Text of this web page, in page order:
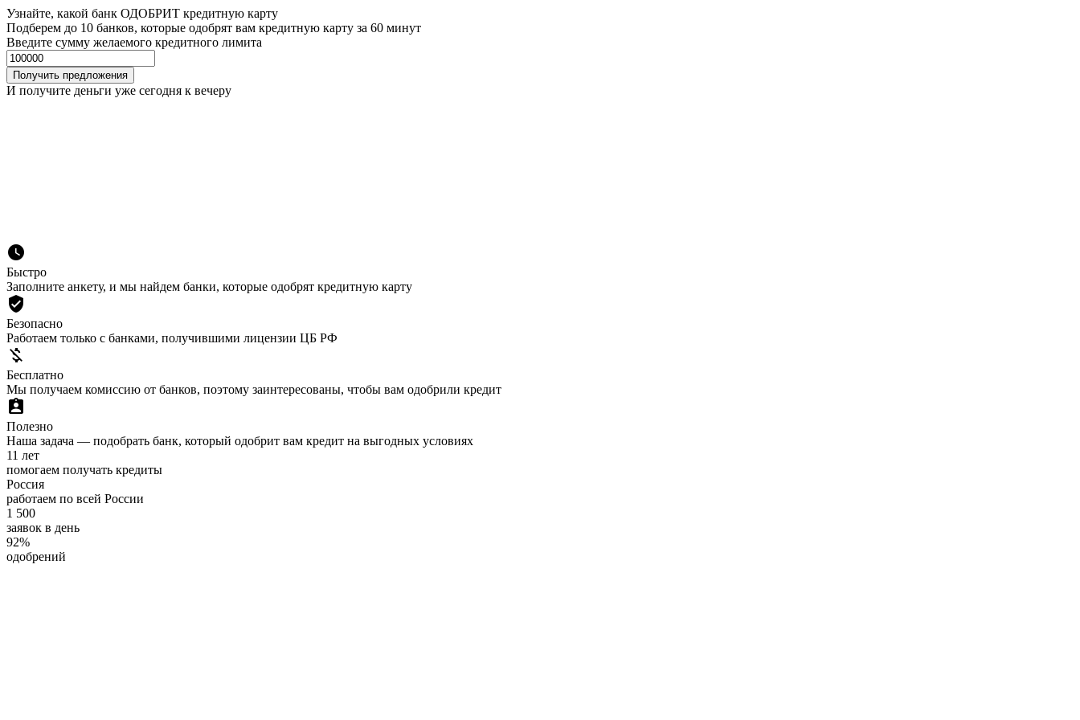
Узнайте, какой банк ОДОБРИТ кредитную карту
Подберем до 10 банков, которые одобрят вам кредитную карту за 60 минут
Введите сумму желаемого кредитного лимита
Получить предложения
И получите деньги уже сегодня к вечеру
watch_later
Быстро
Заполните анкету, и мы найдем банки, которые одобрят кредитную карту
verified_user
Безопасно
Работаем только с банками, получившими лицензии ЦБ РФ
money_off
Бесплатно
Мы получаем комиссию от банков, поэтому заинтересованы, чтобы вам одобрили кредит
assignment_ind
Полезно
Наша задача — подобрать банк, который одобрит вам кредит на выгодных условиях
11 лет
помогаем получать кредиты
Россия
работаем по всей России
1 500
заявок в день
92%
одобрений